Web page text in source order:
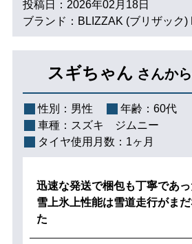
投稿日：2026年02月18日
ブランド：BLIZZAK (ブリザック)
スギちゃん さんか
性別： 男性 年齢： 60代
車種： スズキ ジムニー
タイヤ使用月数： 1ヶ月
迅速な発送で梱包も丁寧であっ
雪上氷上性能は雪道走行がま
た